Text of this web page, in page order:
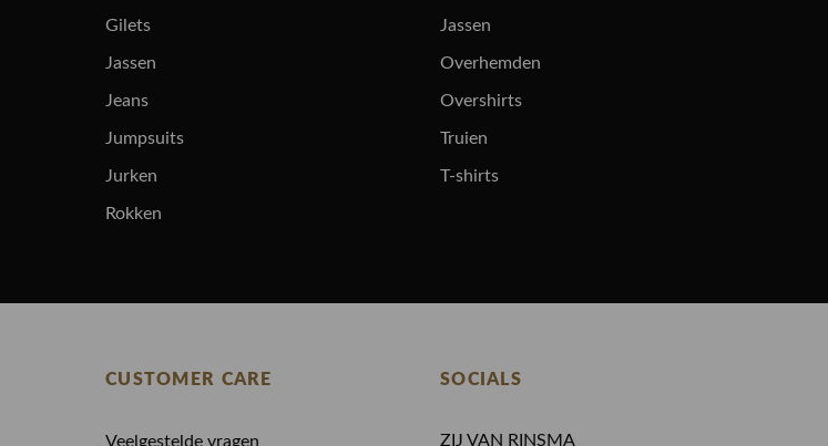
Gilets
Jassen
Jeans
Jumpsuits
Jurken
Rokken
Jassen
Overhemden
Overshirts
Truien
T-shirts
CUSTOMER CARE
Veelgestelde vragen
SOCIALS
ZIJ VAN RINSMA